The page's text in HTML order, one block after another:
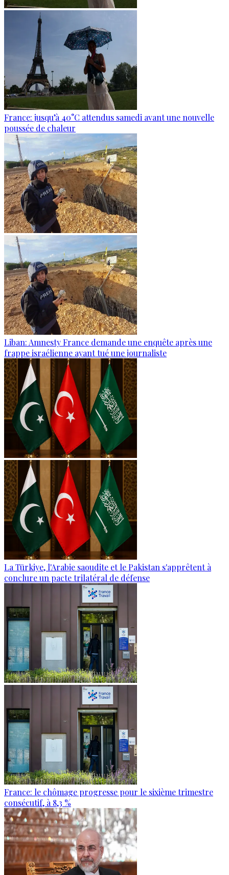
France: jusqu’à 40°C attendus samedi avant une nouvelle
poussée de chaleur
Liban: Amnesty France demande une enquête après une
frappe israélienne ayant tué une journaliste
La Türkiye, l'Arabie saoudite et le Pakistan s'apprêtent à
conclure un pacte trilatéral de défense
France: le chômage progresse pour le sixième trimestre
consécutif, à 8,3 %